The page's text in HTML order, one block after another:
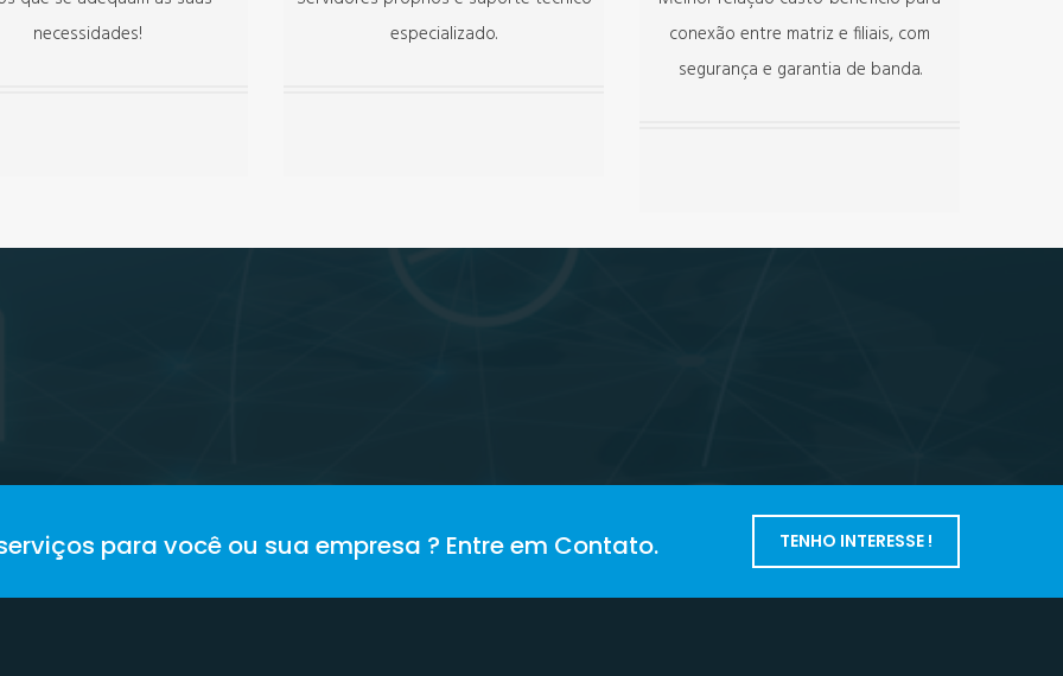
necessidades!
especializado.
conexão entre matriz e filiais, com
segurança e garantia de banda.
para você ou sua empresa ? Entre em Contato. TENHO INTERESSE !